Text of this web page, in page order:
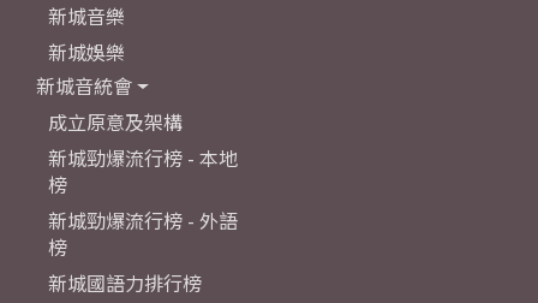
新城音樂
新城娛樂
新城音統會
成立原意及架構
新城勁爆流行榜 - 本地
榜
新城勁爆流行榜 - 外語
榜
新城國語力排行榜